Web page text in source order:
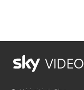
VIDEO